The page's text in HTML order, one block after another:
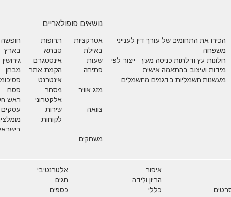
הכירו את התחומים של עורך דין לענייני
משפחה
חלונות עץ ודלתות כניסה מעץ - ייצור לפי
מידות ועיצוב בהתאמה אישית
מעשנות חשמליות בדגמים מחשמלים
נושאים פופולאריים
אטרקציות
באילת
תרופות
סבתא
חופשה
בארץ
שעות
פתיחה
אינסטגרם
גירושין
הקמת אתר
אינטרנט
מבחן
מזג אוויר
מסחר
אלקטרוני
פסח
ראש
צוואה
שירות
לקוחות
עסקים
משחקים
איפור אלטרנטיבי
הריון ולידה חגים
כללי כספים